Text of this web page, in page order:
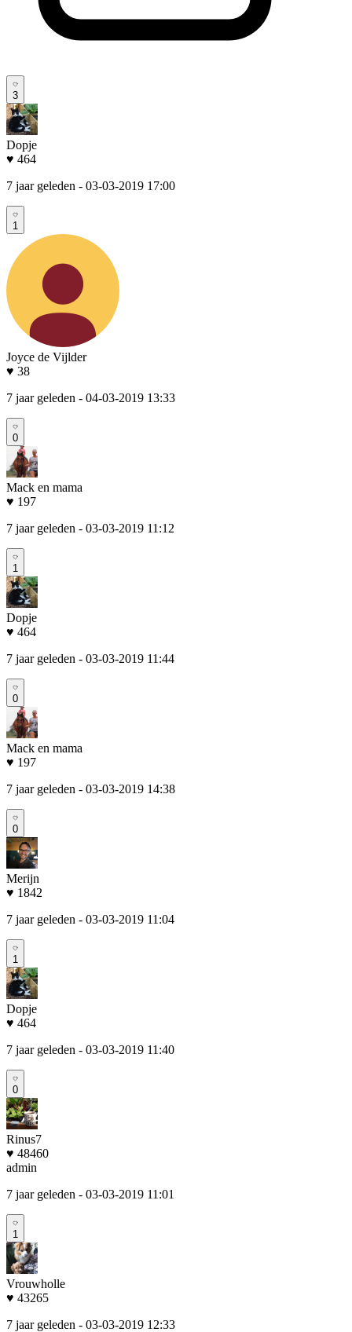
3
Dopje
♥ 464
7 jaar geleden - 03-03-2019 17:00
1
Joyce de Vijlder
♥ 38
7 jaar geleden - 04-03-2019 13:33
0
Mack en mama
♥ 197
7 jaar geleden - 03-03-2019 11:12
1
Dopje
♥ 464
7 jaar geleden - 03-03-2019 11:44
0
Mack en mama
♥ 197
7 jaar geleden - 03-03-2019 14:38
0
Merijn
♥ 1842
7 jaar geleden - 03-03-2019 11:04
1
Dopje
♥ 464
7 jaar geleden - 03-03-2019 11:40
0
Rinus7
♥ 48460
admin
7 jaar geleden - 03-03-2019 11:01
1
Vrouwholle
♥ 43265
7 jaar geleden - 03-03-2019 12:33